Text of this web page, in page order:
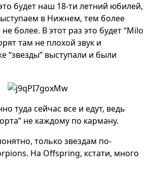
будет наш 18-ти летний юбилей,
в Нижнем, тем более
более. В этот раз это будет “Milo
там не плохой звук и
“звезды” выступали и были
туда сейчас все и едут, ведь
не каждому по карману.
только звездам по-
На Offspring, кстати, много